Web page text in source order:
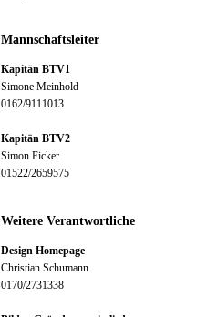
Mannschaftsleiter
Kapitän BTV1
Simone Meinhold
0162/9111013
Kapitän BTV2
Simon Ficker
01522/2659575
Weitere Verantwortliche
Design Homepage
Christian Schumann
0170/2731338